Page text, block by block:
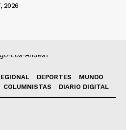
2026
DEPORTES
MUNDO
COLUMNISTAS DIARIO DIGITAL